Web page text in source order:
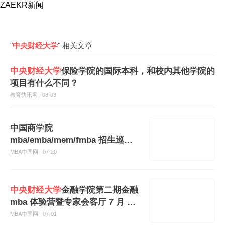
ZAEKR新闻
"中央财经大学" 相关文章
中央财经大学保险学院的国际本科，和校内其他学院的
项目有什么不同？
教育快讯网 08-03
中国商学院
mba/emba/mem/fmba 招生巡展
暨 2027 招生政策发布会在
MBA中国网 07-20
中央财经大学金融学院第二期金融
mba 体验营暨专家会客厅 7 月 25
日在金融街中心开启
MBA中国网 07-01